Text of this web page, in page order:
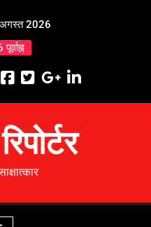
2026